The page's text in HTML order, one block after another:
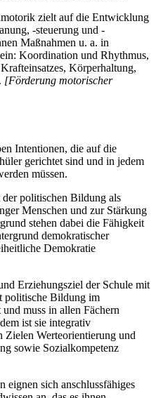
zielt auf die Entwicklung
-steuerung und -
Maßnahmen u. a. in
Koordination und Rhythmus,
Körperhaltung,
[Förderung motorischer
Intentionen, die auf die
gerichtet sind und in jedem
müssen.
politischen Bildung als
Menschen und zur Stärkung
stehen dabei die Fähigkeit
demokratischer
Demokratie
Erziehungsziel der Schule mit
politische Bildung im
muss in allen Fächern
ist sie integrativ
Zielen Werteorientierung und
sowie Sozialkompetenz
eignen sich anschlussfähiges